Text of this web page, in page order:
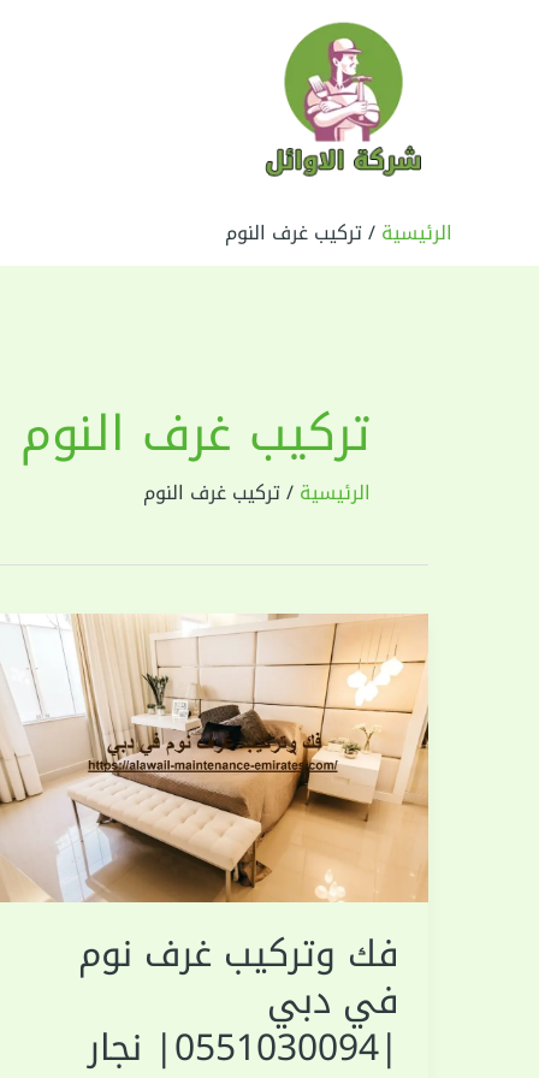
الرئيسية تركيب غرف النوم
تركيب غرف النوم
الرئيسية تركيب غرف النوم
فك وتركيب غرف نوم
في دبي
|0551030094| نجار